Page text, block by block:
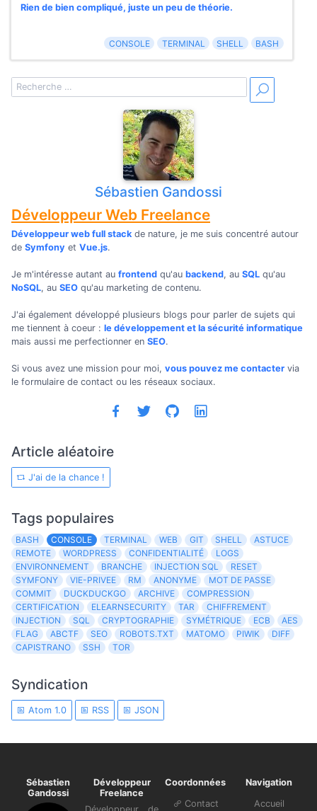
Rien de bien compliqué, juste un peu de théorie.
CONSOLE TERMINAL SHELL BASH
Sébastien Gandossi
Développeur Web Freelance
Développeur web full stackde nature, je me suis concentré autour
de Symfony et Vue.js.
Je m'intéresse autant au frontend qu'au backend, au SQL qu'au
NoSQL, au SEO qu'au marketing de contenu.
J'ai également développé plusieurs blogs pour parler de sujets qui
me tiennent à coeur : le développement et la sécurité informatique
mais aussi me perfectionner en SEO.
Si vous avez une mission pour moi, vous pouvez me contacter via
le formulaire de contact ou les réseaux sociaux.
Article aléatoire
J'ai de la chance !
Tags populaires
BASH CONSOLE TERMINAL WEB GIT SHELL
ASTUCE
REMOTE
WORDPRESS CONFIDENTIALITÉ
LOGS
ENVIRONNEMENT
BRANCHE INJECTION SQL
RESET
SYMFONY
VIE-PRIVEE RM ANONYME
MOT DE PASSE
COMMIT
DUCKDUCKGO ARCHIVE
COMPRESSION
CERTIFICATION
ELEARNSECURITY TAR
CHIFFREMENT
INJECTION
SQL CRYPTOGRAPHIE SYMÉTRIQUE ECB
AES
FLAG
ABCTF SEO ROBOTS.TXT MATOMO PIWIK
DIFF
CAPISTRANO
SSH TOR
Syndication
Atom 1.0 RSS JSON
Sébastien
Gandossi
Développeur
Freelance
Coordonnées
Contact
Navigation
Accueil